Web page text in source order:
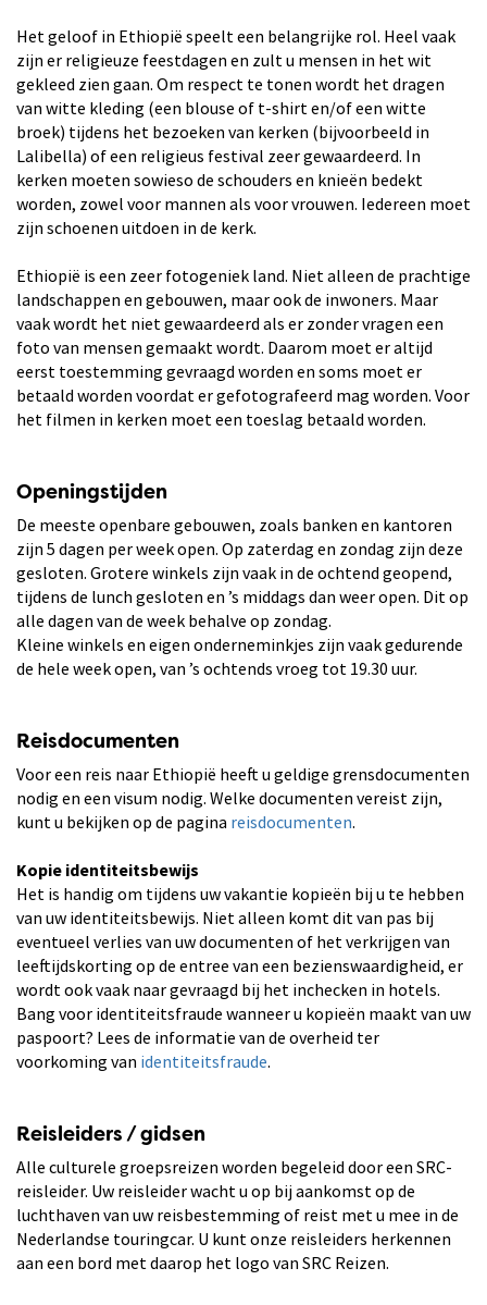
Het geloof in Ethiopië speelt een belangrijke rol. Heel vaak
zijn er religieuze feestdagen en zult u mensen in het wit
gekleed zien gaan. Om respect te tonen wordt het dragen
van witte kleding (een blouse of t-shirt en/of een witte
broek) tijdens het bezoeken van kerken (bijvoorbeeld in
Lalibella) of een religieus festival zeer gewaardeerd. In
kerken moeten sowieso de schouders en knieën bedekt
worden, zowel voor mannen als voor vrouwen. Iedereen moet
zijn schoenen uitdoen in de kerk.
Ethiopië is een zeer fotogeniek land. Niet alleen de prachtige
landschappen en gebouwen, maar ook de inwoners. Maar
vaak wordt het niet gewaardeerd als er zonder vragen een
foto van mensen gemaakt wordt. Daarom moet er altijd
eerst toestemming gevraagd worden en soms moet er
betaald worden voordat er gefotografeerd mag worden. Voor
het filmen in kerken moet een toeslag betaald worden.
Openingstijden
De meeste openbare gebouwen, zoals banken en kantoren
zijn 5 dagen per week open. Op zaterdag en zondag zijn deze
gesloten. Grotere winkels zijn vaak in de ochtend geopend,
tijdens de lunch gesloten en ’s middags dan weer open. Dit op
alle dagen van de week behalve op zondag.
Kleine winkels en eigen onderneminkjes zijn vaak gedurende
de hele week open, van ’s ochtends vroeg tot 19.30 uur.
Reisdocumenten
Voor een reis naar Ethiopië heeft u geldige grensdocumenten
nodig en een visum nodig. Welke documenten vereist zijn,
kunt u bekijken op de pagina reisdocumenten.
Kopie identiteitsbewijs
Het is handig om tijdens uw vakantie kopieën bij u te hebben
van uw identiteitsbewijs. Niet alleen komt dit van pas bij
eventueel verlies van uw documenten of het verkrijgen van
leeftijdskorting op de entree van een bezienswaardigheid, er
wordt ook vaak naar gevraagd bij het inchecken in hotels.
Bang voor identiteitsfraude wanneer u kopieën maakt van uw
paspoort? Lees de informatie van de overheid ter
voorkoming van identiteitsfraude.
Reisleiders / gidsen
Alle culturele groepsreizen worden begeleid door een SRC-
reisleider. Uw reisleider wacht u op bij aankomst op de
luchthaven van uw reisbestemming of reist met u mee in de
Nederlandse touringcar. U kunt onze reisleiders herkennen
aan een bord met daarop het logo van SRC Reizen.